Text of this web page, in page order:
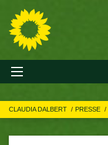
CLAUDIA DALBERT PRESSE